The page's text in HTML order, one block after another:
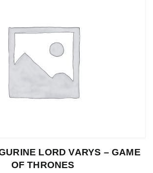
LORD VARYS – GAME
OF THRONES